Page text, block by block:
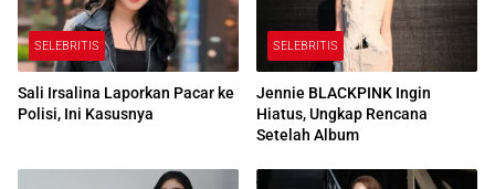
SELEBRITIS
Sali Irsalina Laporkan Pacar ke
Polisi, Ini Kasusnya
SELEBRITIS
Jennie BLACKPINK Ingin
Hiatus, Ungkap Rencana
Setelah Album